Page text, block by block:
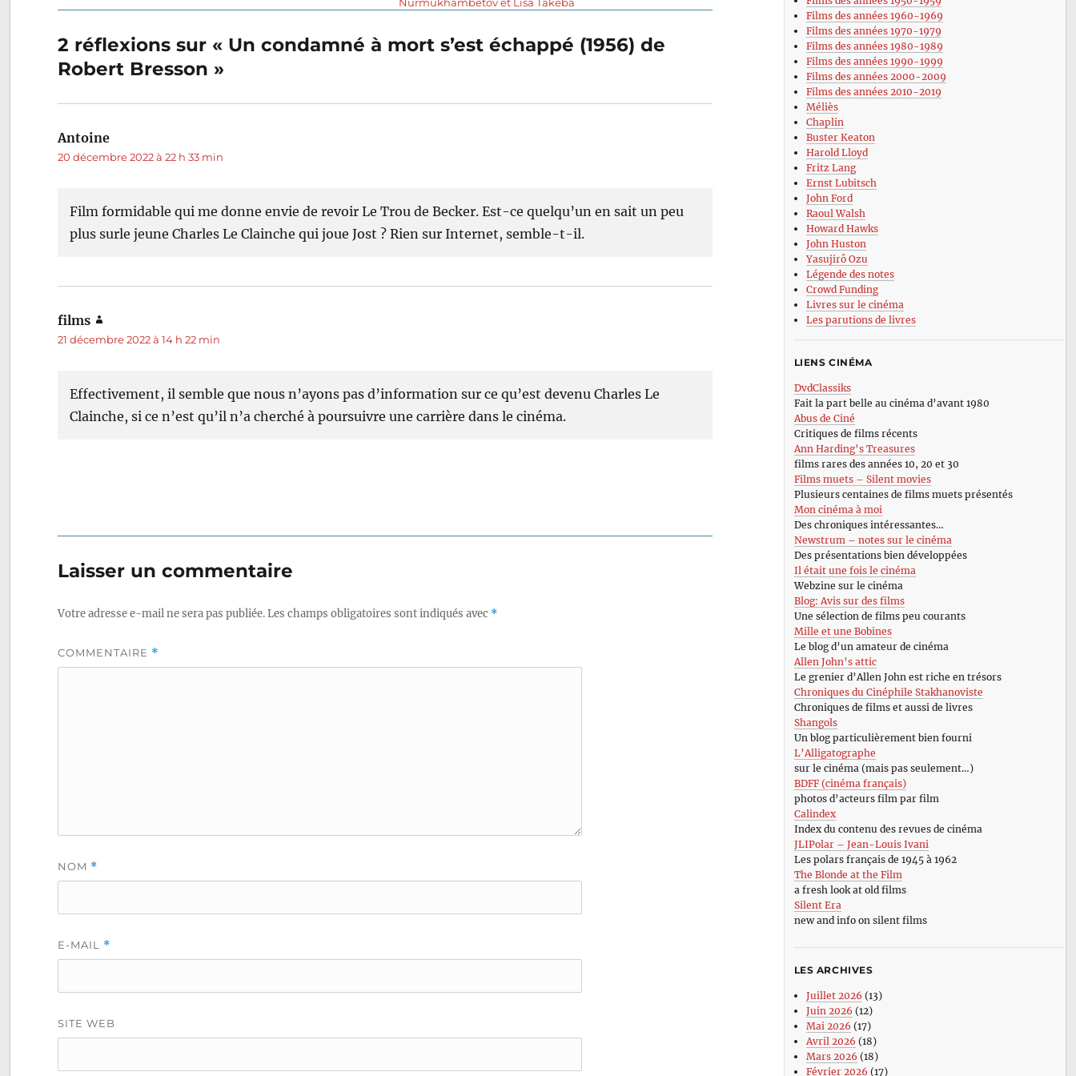
l’article
2 réflexions sur « Un condamné à mort s’est échappé (1956) de
Robert Bresson »
Antoine
20 décembre 2022 à 22 h 33 min
Film formidable qui me donne envie de revoir Le Trou de Becker. Est-ce quelqu’un en sait un peu
plus surle jeune Charles Le Clainche qui joue Jost ? Rien sur Internet, semble-t-il.
films
21 décembre 2022 à 14 h 22 min
Effectivement, il semble que nous n’ayons pas d’information sur ce qu’est devenu Charles Le
Clainche, si ce n’est qu’il n’a cherché à poursuivre une carrière dans le cinéma.
Laisser un commentaire
Votre adresse e-mail ne sera pas publiée.Les champs obligatoires sont indiqués avec *
COMMENTAIRE *
NOM *
E-MAIL *
SITE WEB
Films des années 1960-1969
Films des années 1970-1979
Films des années 1980-1989
Films des années 1990-1999
Films des années 2000-2009
Films des années 2010-2019
Méliès
Chaplin
Buster Keaton
Harold Lloyd
Fritz Lang
Ernst Lubitsch
John Ford
Raoul Walsh
Howard Hawks
John Huston
Yasujirô Ozu
Légende des notes
Crowd Funding
Livres sur le cinéma
Les parutions de livres
LIENS CINÉMA
DvdClassiks
Fait la part belle au cinéma d’avant 1980
Abus de Ciné
Critiques de films récents
Ann Harding’s Treasures
films rares des années 10, 20 et 30
Films muets – Silent movies
Plusieurs centaines de films muets présentés
Mon cinéma à moi
Des chroniques intéressantes…
Newstrum – notes sur le cinéma
Des présentations bien développées
Il était une fois le cinéma
Webzine sur le cinéma
Blog: Avis sur des films
Une sélection de films peu courants
Mille et une Bobines
Le blog d’un amateur de cinéma
Allen John’s attic
Le grenier d’Allen John est riche en trésors
Chroniques du Cinéphile Stakhanoviste
Chroniques de films et aussi de livres
Shangols
Un blog particulièrement bien fourni
L’Alligatographe
sur le cinéma (mais pas seulement…)
BDFF (cinéma français)
photos d’acteurs film par film
Calindex
Index du contenu des revues de cinéma
JLIPolar – Jean-Louis Ivani
Les polars français de 1945 à 1962
The Blonde at the Film
a fresh look at old films
Silent Era
new and info on silent films
LES ARCHIVES
Juillet 2026 (13)
Juin 2026 (12)
Mai 2026 (17)
Avril 2026 (18)
Mars 2026 (18)
Février 2026 (17)